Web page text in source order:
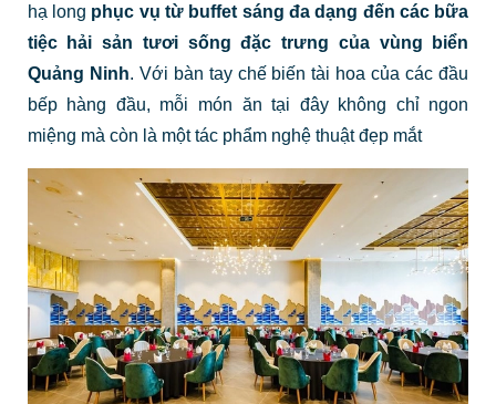
hạ long phục vụ từ buffet sáng đa dạng đến các bữa
tiệc hải sản tươi sống đặc trưng của vùng biển
Quảng Ninh. Với bàn tay chế biến tài hoa của các đầu
bếp hàng đầu, mỗi món ăn tại đây không chỉ ngon
miệng mà còn là một tác phẩm nghệ thuật đẹp mắt